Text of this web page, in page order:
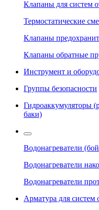
Клапаны для систем
Термостатические
Клапаны
Клапаны обратные
Инструмент и
Группы безопасности
Гидроаккумуляторы
баки)
Водонагреватели
Водонагреватели
Водонагреватели
Арматура для систем